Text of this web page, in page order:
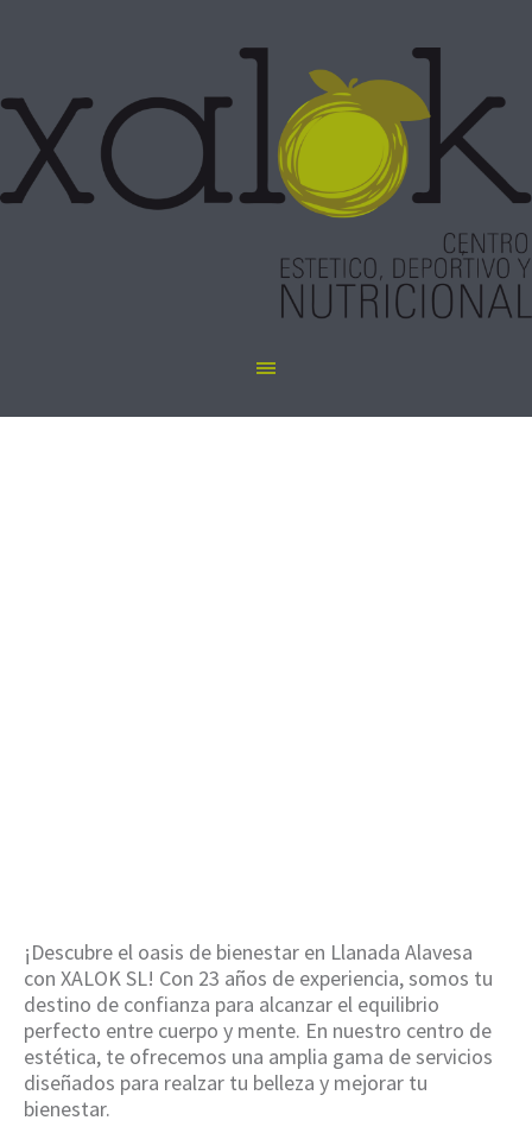
¡Descubre el oasis de bienestar en Llanada Alavesa
con XALOK SL! Con 23 años de experiencia, somos tu
destino de confianza para alcanzar el equilibrio
perfecto entre cuerpo y mente. En nuestro centro de
estética, te ofrecemos una amplia gama de servicios
diseñados para realzar tu belleza y mejorar tu
bienestar.